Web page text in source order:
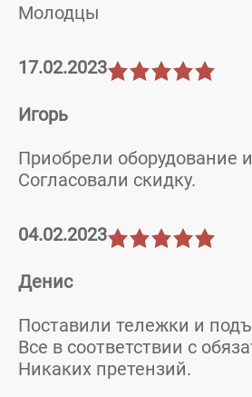
Молодцы
17.02.2023
Игорь
Приобрели оборудование
Согласовали скидку.
04.02.2023
Денис
Поставили тележки и
Все в соответствии с
Никаких претензий.